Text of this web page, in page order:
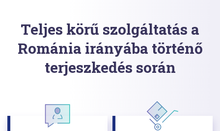
Teljes körű szolgáltatás a
Románia irányába történő
terjeszkedés során